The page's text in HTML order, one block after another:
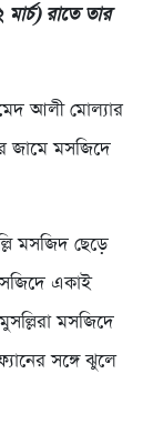
রাতে তার
আলী মোল্যার
জামে মসজিদে
মসজিদ ছেড়ে
একাই
মসজিদে
সঙ্গে ঝুলে